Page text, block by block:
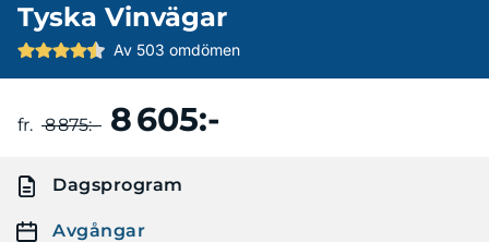
Tyska Vinvägar
Av 503 omdömen
fr. 8 875:- 8 605:-
Dagsprogram
Avgångar